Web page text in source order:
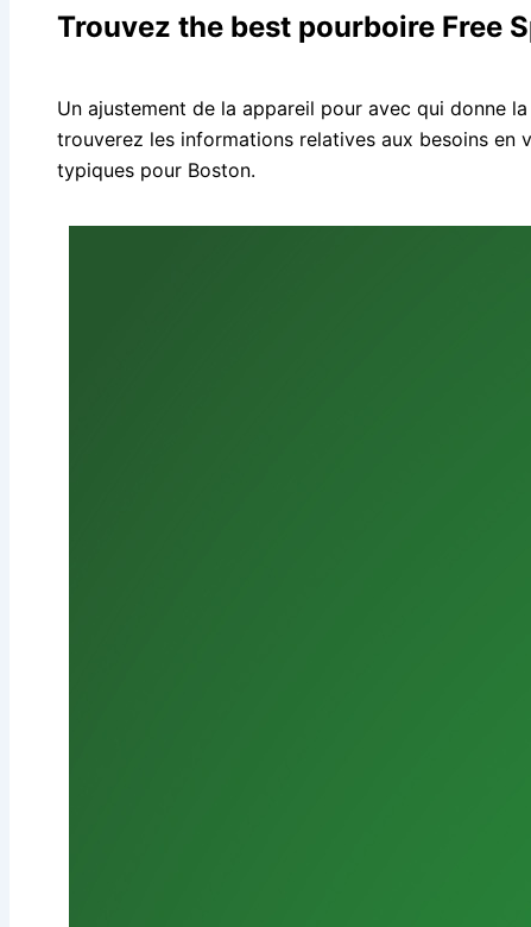
Trouvez the best pourboire Free
Un ajustement de la appareil pour avec qui donne
trouverez les informations relatives aux besoins
typiques pour Boston.